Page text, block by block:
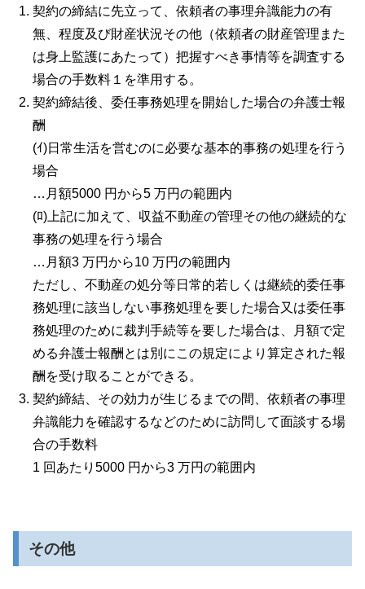
契約の締結に先立って、依頼者の事理弁識能力の有
無、程度及び財産状況その他（依頼者の財産管理また
は身上監護にあたって）把握すべき事情等を調査する
場合の手数料１を準用する。
契約締結後、委任事務処理を開始した場合の弁護士報
酬
(ｲ)日常生活を営むのに必要な基本的事務の処理を行う
場合
…月額5000 円から5 万円の範囲内
(ﾛ)上記に加えて、収益不動産の管理その他の継続的な
事務の処理を行う場合
…月額3 万円から10 万円の範囲内
ただし、不動産の処分等日常的若しくは継続的委任事
務処理に該当しない事務処理を要した場合又は委任事
務処理のために裁判手続等を要した場合は、月額で定
める弁護士報酬とは別にこの規定により算定された報
酬を受け取ることができる。
契約締結、その効力が生じるまでの間、依頼者の事理
弁識能力を確認するなどのために訪問して面談する場
合の手数料
1 回あたり5000 円から3 万円の範囲内
その他